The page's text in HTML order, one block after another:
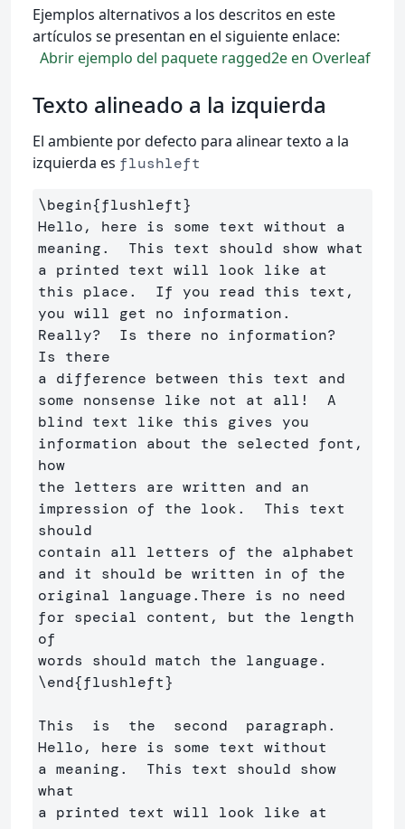
Ejemplos alternativos a los descritos en este
artículos se presentan en el siguiente enlace:
Abrir ejemplo del paquete ragged2e en Overleaf
Texto alineado a la izquierda
El ambiente por defecto para alinear texto a la
izquierda es flushleft
\begin{flushleft}
Hello, here is some text without a
meaning.  This text should show what
a printed text will look like at
this place.  If you read this text,
you will get no information.
Really?  Is there no information?
Is there
a difference between this text and
some nonsense like not at all!  A
blind text like this gives you
information about the selected font,
how
the letters are written and an
impression of the look.  This text
should
contain all letters of the alphabet
and it should be written in of the
original language.There is no need
for special content, but the length
of
\end{flushleft}
This  is  the  second  paragraph.
Hello, here is some text without
a meaning.  This text should show
what
a printed text will look like at